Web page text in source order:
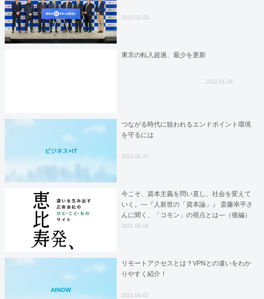
2022.02.03
東京の転入超過、最少を更新
2022.01.28
ビジネス+IT
つながる時代に狙われるエンドポイント環境
を守るには
2021.08.27
今こそ、資本主義を問い直し、社会を変えて
いく。―『人新世の「資本論」』 斎藤幸平さ
んに聞く、「コモン」の視点とは―（後編）
2021.06.04
AINOW
リモートアクセスとは？VPNとの違いをわか
りやすく紹介！
2021.04.02